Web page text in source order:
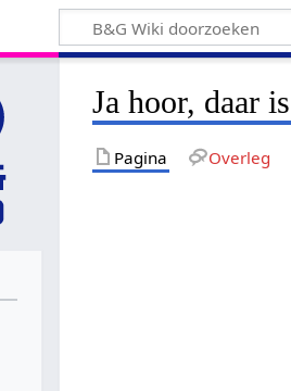
Ja hoor, daar
Pagina Overleg